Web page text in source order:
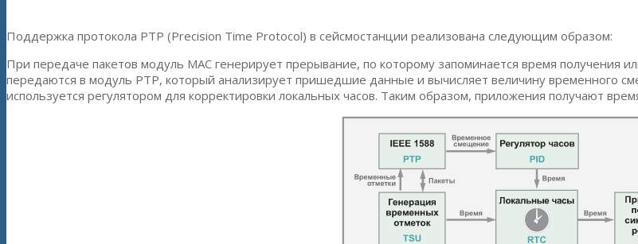
Поддержка протокола PTP (Precision Time Protocol) в сейсмостанции реализована следующим образом:
При передаче пакетов модуль MAC генерирует прерывание, по которому запоминается время получения
передаются в модуль РТР, который анализирует пришедшие данные и вычисляет величину временного
используется регулятором для корректировки локальных часов. Таким образом, приложения получают